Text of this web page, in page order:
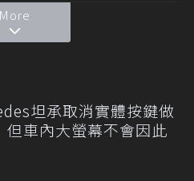
More
坦承取消實體按鍵做
車內大螢幕不會因此